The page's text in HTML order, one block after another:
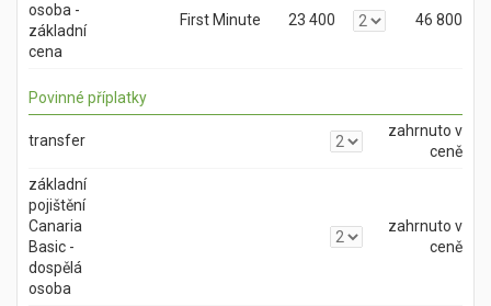
osoba -
základní
cena
First Minute 23 400 46 800
Povinné příplatky
transfer
zahrnuto v
ceně
základní
pojištění
Canaria
Basic -
dospělá
osoba
zahrnuto v
ceně